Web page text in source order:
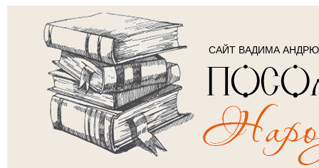
САЙТ ВАДИМА